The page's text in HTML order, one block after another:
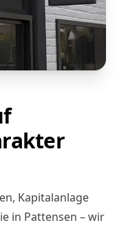
Kapitalanlage
in Pattensen – wir